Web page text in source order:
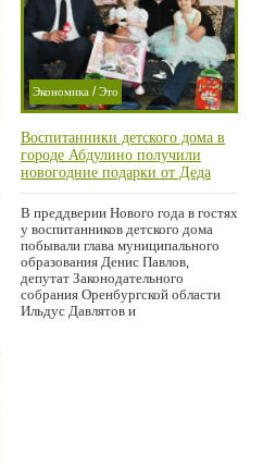
Экономика /Это
важно/
Проишествие
Воспитанники детского дома в
городе Абдулино получили
новогодние подарки от Деда
Мороза
В преддверии Нового года в гостях
у воспитанников детского дома
побывали глава муниципального
образования Денис Павлов,
депутат Законодательного
собрания Оренбургской области
Ильдус Давлятов и